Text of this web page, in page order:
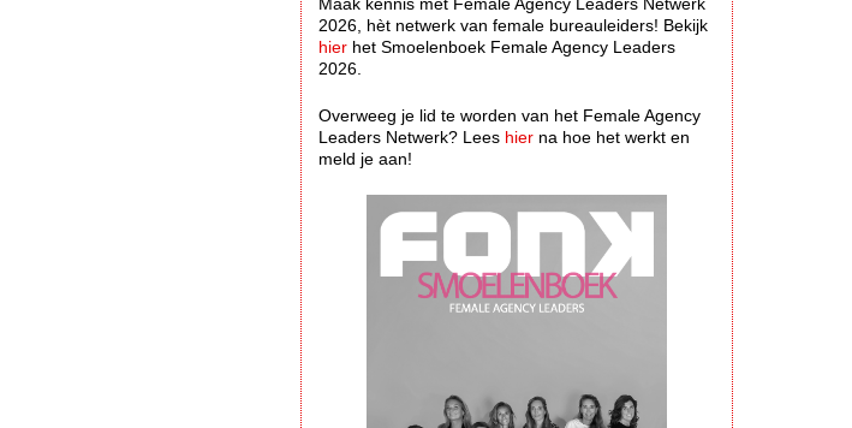
2026, hèt netwerk van female bureauleiders! Bekijk
hier het Smoelenboek Female Agency Leaders
2026.
Overweeg je lid te worden van het Female Agency
Leaders Netwerk? Lees hier na hoe het werkt en
meld je aan!